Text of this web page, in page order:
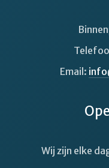
Email:
Wij zijn elke